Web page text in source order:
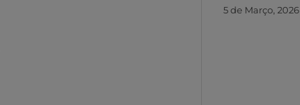
5 de Março, 2026